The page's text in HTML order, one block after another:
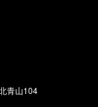
青山104